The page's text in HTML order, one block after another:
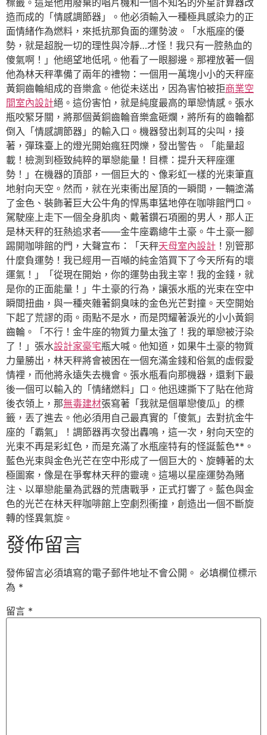
標籤。這是他用廢棄的唱片機和一個不知名的外星計算器改
造而成的「情感調節器」。他必須輸入一種極具感染力的正
面情緒作為燃料，來抵抗那負面的運勢波。「水瓶座的優
勢，就是超脫一切的理性與冷靜…才怪！我只有一腔熱血的
傻氣啊！」他絕望地低吼。他看了一眼腳邊。那裡放著一個
他為林天秤準備了兩年的禮物：一個用一萬塊小小的天秤座
黃銅齒輪組成的音樂盒。他從未送出，因為害怕被拒商業空
間室內設計絕。這份害怕，就是純度最高的單戀情感。張水
瓶咬緊牙關，將那個黃銅齒輪音樂盒砸爛，將所有的齒輪都
倒入「情感調節器」的輸入口。機器發出刺耳的尖叫，接
著，彈珠臺上的燈光開始瘋狂閃爍，發出警告。「能量超
載！檢測到極致純粹的單戀能量！目標：提升天秤座運
勢！」在機器的頂部，一個巨大的、像彩虹一樣的光束筆直
地射向天空。然而，就在光束衝出屋頂的一瞬間，一輛塗滿
了金色、裝飾著巨大公牛角的悍馬車猛地停在咖啡館門口。
駕駛座上走下一個全身肌肉、戴著鑽石項圈的男人，那人正
是林天秤的狂熱追求者——金牛座霸總牛土豪。牛土豪一腳
踢開咖啡館的門，大聲宣布：「天秤天母室內設計 ！別管那
什麼負運勢！我已經用一百噸的純金箔買下了今天所有的壞
運氣！」「從現在開始，你的運勢由我主宰！我的金錢，就
是你的正面能量！」牛土豪的行為，讓張水瓶的光束在空中
瞬間扭曲，與一種夾雜著銅臭味的金色光芒對撞。天空開始
下起了荒謬的雨。雨點不是水，而是閃耀著淚光的小小黃銅
齒輪。「不行！金牛座的物質力量太強了！我的單戀被汙染
了！」張水設計家豪宅瓶大喊。他知道，如果牛土豪的物質
力量勝出，林天秤將會被困在一個充滿金錢和俗氣的虛假愛
情裡，而他將永遠失去機會。張水瓶看向那機器，還剩下最
後一個可以輸入的「情緒燃料」口。他迅速撕下了貼在他背
後衣領上，那無毒建材張寫著「我就是個單戀傻瓜」的標
籤，丟了進去。他必須用自己最真實的「傻氣」去對抗金牛
座的「霸氣」！調節器再次發出轟鳴，這一次，射向天空的
光束不再是彩虹色，而是充滿了水瓶座特有的怪誕藍色**。
藍色光束與金色光芒在空中形成了一個巨大的、旋轉著的太
極圖案，像是在爭奪林天秤的靈魂。這場以星座運勢為賭
注、以單戀能量為武器的荒唐戰爭，正式打響了。藍色與金
色的光芒在林天秤咖啡館上空劇烈衝撞，創造出一個不斷旋
轉的怪異氣旋。
發佈留言
發佈留言必須填寫的電子郵件地址不會公開。 必填欄位標示
為 *
留言 *